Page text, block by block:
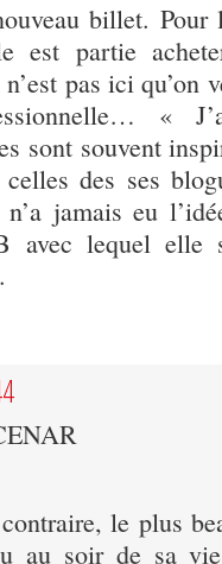
billet. Pour
est partie
pas ici qu’on
«
sont souvent
des ses
jamais eu
avec lequel elle
le plus
au soir de sa